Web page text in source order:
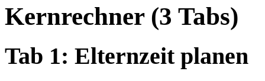
Kernrechner (3 Tabs)
Tab 1: Elternzeit planen